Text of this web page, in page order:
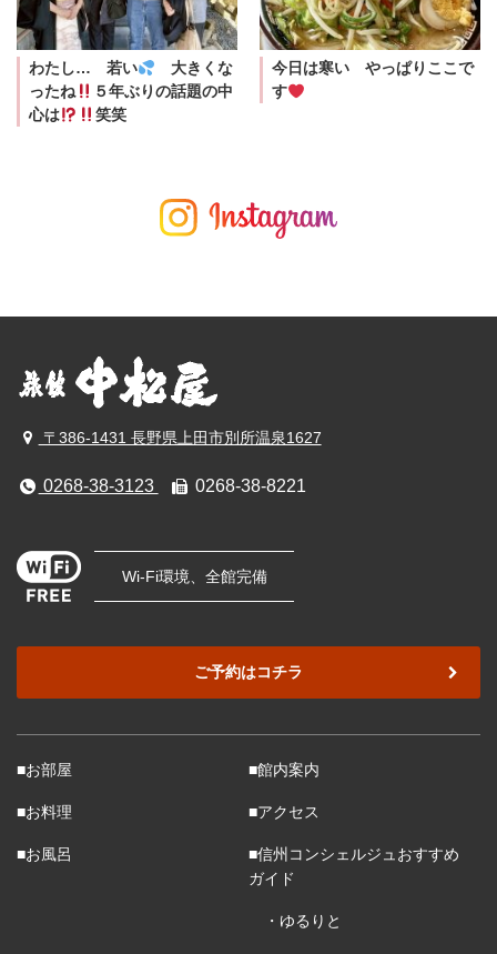
わたし… 若い
大きくな
ったね
５年ぶりの話題の中
心は
笑笑
今日は寒い やっぱりここで
す
〒386-1431 長野県上田市別所温泉1627
0268-38-3123 0268-38-8221
Wi-Fi環境、全館完備
ご予約はコチラ
■お部屋
■お料理
■お風呂
■館内案内
■アクセス
■信州コンシェルジュおすすめ
ガイド
・ゆるりと